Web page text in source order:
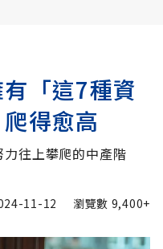
「這7種資
得愈高
往上攀爬的中產階
11-12 瀏覽數 9,400+